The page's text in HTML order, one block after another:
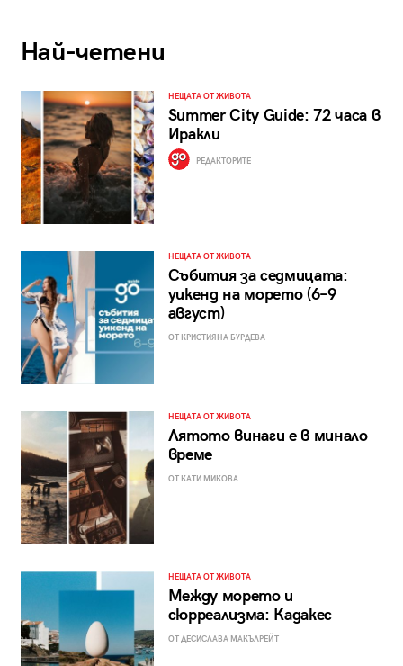
Най-четени
НЕЩАТА ОТ ЖИВОТА
Summer City Guide: 72 часа в
Иракли
РЕДАКТОРИТЕ
НЕЩАТА ОТ ЖИВОТА
Събития за седмицата:
уикенд на морето (6–9
август)
ОТ КРИСТИЯНА БУРДЕВА
НЕЩАТА ОТ ЖИВОТА
Лятото винаги е в минало
време
ОТ КАТИ МИКОВА
НЕЩАТА ОТ ЖИВОТА
Между морето и
сюрреализма: Кадакес
ОТ ДЕСИСЛАВА МАКЪЛРЕЙТ